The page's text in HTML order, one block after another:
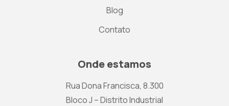
Blog
Contato
Onde estamos
Rua Dona Francisca, 8.300
Bloco J – Distrito Industrial